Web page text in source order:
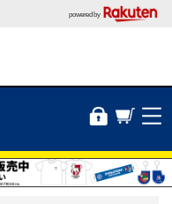
powered by